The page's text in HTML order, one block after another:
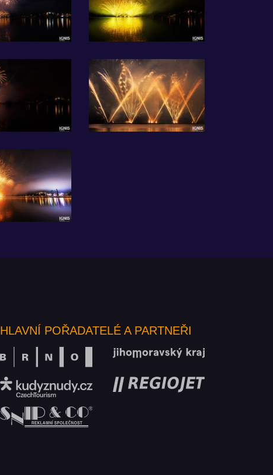
HLAVNÍ POŘADATELÉ A PARTNEŘI